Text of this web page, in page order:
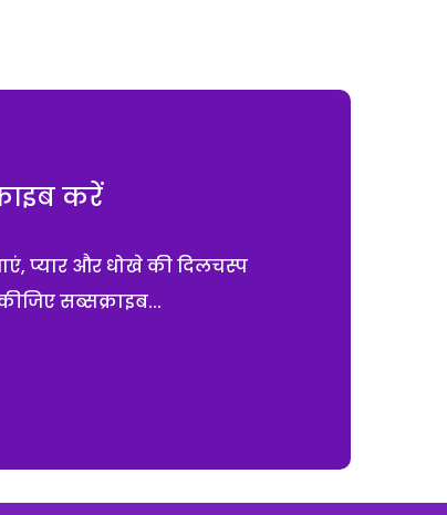
करें
प्यार और धोखे की दिलचस्प
सब्सक्राइब...